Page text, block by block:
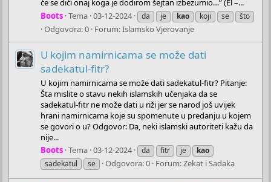
će se dići onaj koga je dodirom šejtan izbezumio…” (El –...
Boots Tema 03-12-2024 da je kao koji se što
Odgovora: 0 Forum:Islamsko Vjerovanje
U kojim namirnicama se može dati
sadekatul-fitr?
U kojim namirnicama se može dati sadekatul-fitr? Pitanje:
Šta mislite o stavu nekih islamskih učenjaka da se
sadekatul-fitr ne može dati u riži jer se narod još uvijek
hrani namirnicama koje su spomenute u predanju u kojem
se govori o u? Odgovor: Da, neki islamski autoriteti kažu da
nije...
Boots Tema 03-12-2024 da fitr je
kao
sadekatul
se Odgovora: 0 Forum:Zekat i Sadaka